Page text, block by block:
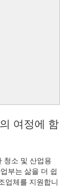
여정에 함
청소 및 산업용
부는 삶을 더 쉽
업체를 지원합니